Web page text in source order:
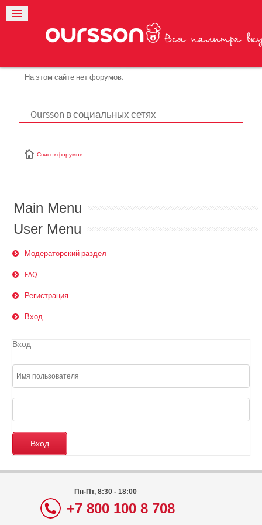
На этом сайте нет форумов.
Oursson в социальных сетях
Список форумов
Main Menu
User Menu
Модераторский раздел
FAQ
Регистрация
Вход
Вход
Пн-Пт, 8:30 - 18:00
+7 800 100 8 708